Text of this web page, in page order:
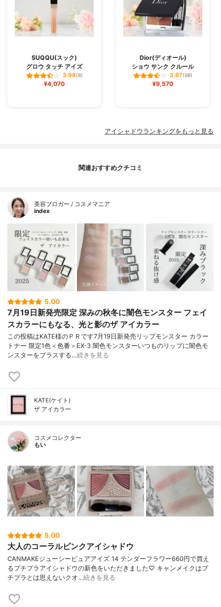
SUQQU(スック)
グロウ タッチ アイズ
3.98(8)
¥4,070
Dior(ディオール)
ショウ サンク クルール
3.97(98)
¥9,570
アイシャドウランキングをもっと見る
関連おすすめクチコミ
美容ブロガー / コスメマニア
index
5.00
7月19日新発売限定 深みの秋冬に闇色モンスター フェイ
スカラーにもなる、光と影のザ アイカラー
この投稿はKATE様のＰＲです7月19日新発売リップモンスター カラー
トナー 限定1色＜色番＞EX-3 闇色モンスターいつものリップに闇色モ
ンスターをプラスする…続きを見る
KATE(ケイト)
ザ アイカラー
コスメコレクター
もい
5.00
大人のコーラルピンクアイシャドウ
CANMAKEジューシーピュアアイズ 14 テンダーフラワー660円で買え
るプチプラアイシャドウの新色をいただきました♡ キャンメイクはプ
チプラとは思えないクオ…続きを見る